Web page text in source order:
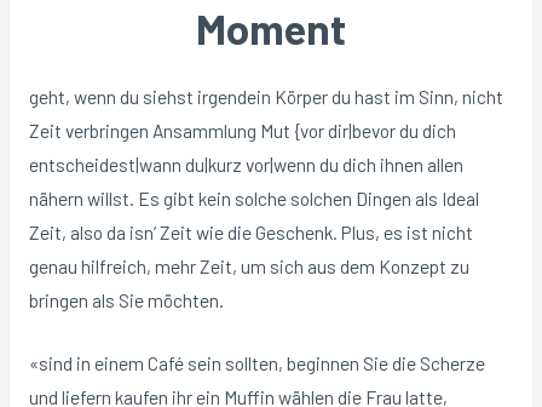
Moment
geht, wenn du siehst irgendein Körper du hast im Sinn, nicht
Zeit verbringen Ansammlung Mut {vor dir|bevor du dich
entscheidest|wann du|kurz vor|wenn du dich ihnen allen
nähern willst. Es gibt kein solche solchen Dingen als Ideal
Zeit, also da isn’ Zeit wie die Geschenk. Plus, es ist nicht
genau hilfreich, mehr Zeit, um sich aus dem Konzept zu
bringen als Sie möchten.
«sind in einem Café sein sollten, beginnen Sie die Scherze
und liefern kaufen ihr ein Muffin wählen die Frau latte,